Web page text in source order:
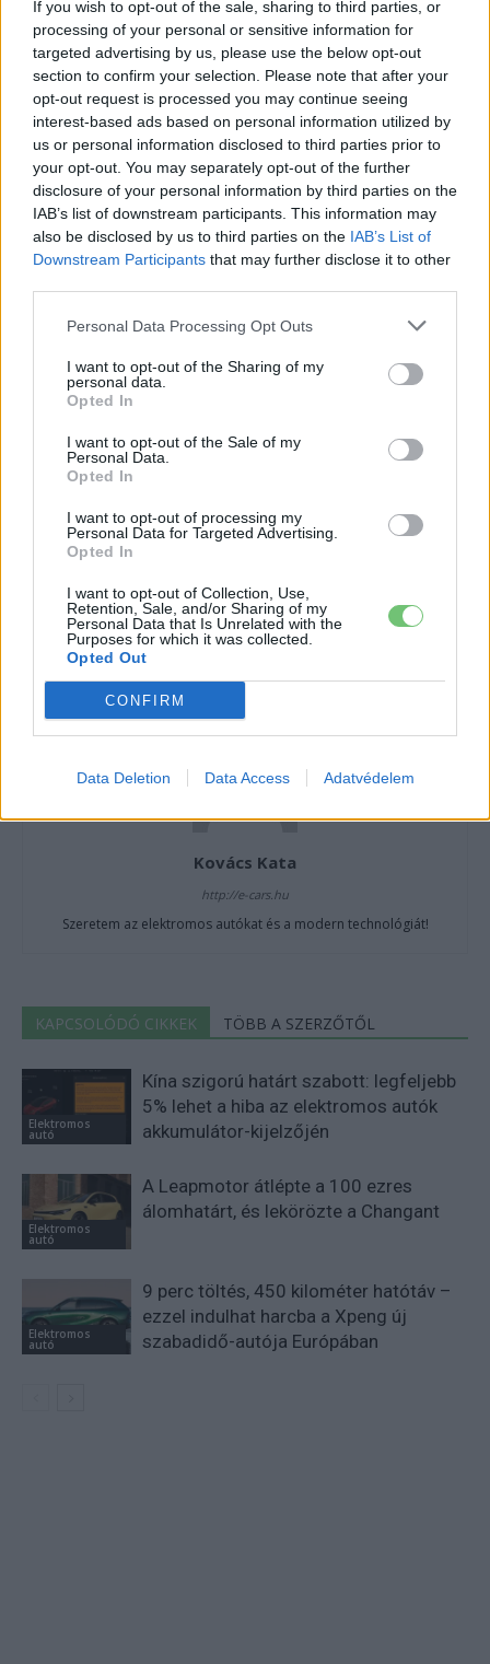
If you wish to opt-out of the sale, sharing to third parties, or
processing of your personal or sensitive information for
targeted advertising by us, please use the below opt-out
section to confirm your selection. Please note that after your
opt-out request is processed you may continue seeing
interest-based ads based on personal information utilized by
us or personal information disclosed to third parties prior to
your opt-out. You may separately opt-out of the further
disclosure of your personal information by third parties on the
IAB’s list of downstream participants. This information may
also be disclosed by us to third parties on the IAB’s List of
Downstream Participants that may further disclose it to other
Personal Data Processing Opt Outs
I want to opt-out of the Sharing of my
personal data.
Opted In
I want to opt-out of the Sale of my
Personal Data.
Opted In
I want to opt-out of processing my
Personal Data for Targeted Advertising.
Opted In
I want to opt-out of Collection, Use,
Retention, Sale, and/or Sharing of my
Personal Data that Is Unrelated with the
Purposes for which it was collected.
Opted Out
CONFIRM
Data Deletion Data Access Adatvédelem
vagyis a frontális összecsapás a fő piacon egyértelműen a
CATL javára dőlne el. Épp ezért logikus, hogy a BYD nem
szemből támad, hanem egy olyan, kevésbé zsúfolt
szegmensben épít erődöt, ahol a hosszú élettartam
fontosabb a térfogati energiasűrűségnél. Az iparági adatok
hosszú távon több akkumulátorkémia párhuzamos
létezését vetítik előre: a lítium-vasfoszfát és a magas
nikkeltartalmú cellák a nagy sebességű közlekedésben
maradnak meghatározók, míg a stabil polianion cellák a
Kövesd az e-cars.hu-t a Facebookon is, további
tartalmakért!
Elektromos autó
Nátrium-ion
Kovács Kata
http://e-cars.hu
Szeretem az elektromos autókat és a modern technológiát!
KAPCSOLÓDÓ CIKKEK TÖBB A SZERZŐTŐL
Elektromos
autó
Kína szigorú határt szabott: legfeljebb
5% lehet a hiba az elektromos autók
akkumulátor-kijelzőjén
Elektromos
autó
A Leapmotor átlépte a 100 ezres
álomhatárt, és lekörözte a Changant
Elektromos
autó
9 perc töltés, 450 kilométer hatótáv –
ezzel indulhat harcba a Xpeng új
szabadidő-autója Európában